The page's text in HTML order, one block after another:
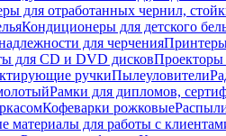
для отработанных чернил,
Кондиционеры для детского
для черчения
для CD и DVD дисков
ручкиПылеуловители
Рамки для дипломов,
Кофеварки рожковые
материалы для работы с